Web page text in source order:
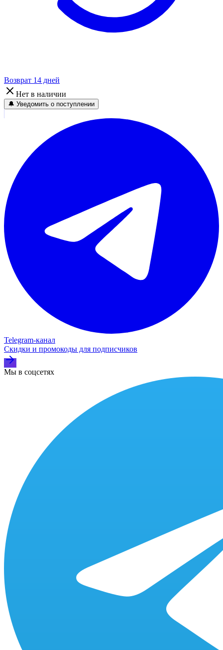
Возврат 14 дней
Нет в наличии
🔔 Уведомить о поступлении
Telegram‑канал
Скидки и промокоды для подписчиков
Мы в соцсетях